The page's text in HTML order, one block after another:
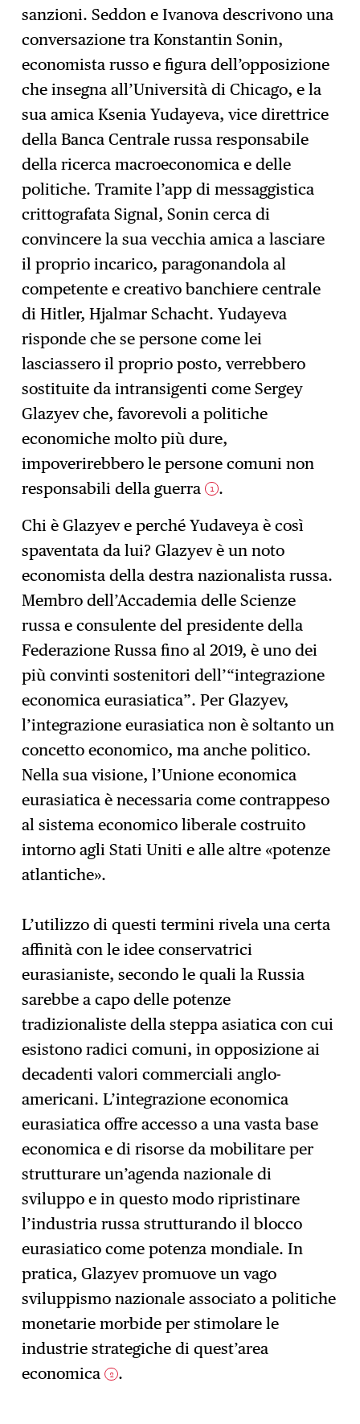
sanzioni. Seddon e Ivanova descrivono una
conversazione tra Konstantin Sonin,
economista russo e figura dell’opposizione
che insegna all’Università di Chicago, e la
sua amica Ksenia Yudayeva, vice direttrice
della Banca Centrale russa responsabile
della ricerca macroeconomica e delle
politiche. Tramite l’app di messaggistica
crittografata Signal, Sonin cerca di
convincere la sua vecchia amica a lasciare
il proprio incarico, paragonandola al
competente e creativo banchiere centrale
di Hitler, Hjalmar Schacht. Yudayeva
risponde che se persone come lei
lasciassero il proprio posto, verrebbero
sostituite da intransigenti come Sergey
Glazyev che, favorevoli a politiche
economiche molto più dure,
impoverirebbero le persone comuni non
responsabili della guerra 1 .
Chi è Glazyev e perché Yudaveya è così
spaventata da lui? Glazyev è un noto
economista della destra nazionalista russa.
Membro dell’Accademia delle Scienze
russa e consulente del presidente della
Federazione Russa fino al 2019, è uno dei
più convinti sostenitori dell’“integrazione
economica eurasiatica”. Per Glazyev,
l’integrazione eurasiatica non è soltanto un
concetto economico, ma anche politico.
Nella sua visione, l’Unione economica
eurasiatica è necessaria come contrappeso
al sistema economico liberale costruito
intorno agli Stati Uniti e alle altre «potenze
atlantiche».
L’utilizzo di questi termini rivela una certa
affinità con le idee conservatrici
eurasianiste, secondo le quali la Russia
sarebbe a capo delle potenze
tradizionaliste della steppa asiatica con cui
esistono radici comuni, in opposizione ai
decadenti valori commerciali anglo-
americani. L’integrazione economica
eurasiatica offre accesso a una vasta base
economica e di risorse da mobilitare per
strutturare un’agenda nazionale di
sviluppo e in questo modo ripristinare
l’industria russa strutturando il blocco
eurasiatico come potenza mondiale. In
pratica, Glazyev promuove un vago
sviluppismo nazionale associato a politiche
monetarie morbide per stimolare le
industrie strategiche di quest’area
economica 2 .